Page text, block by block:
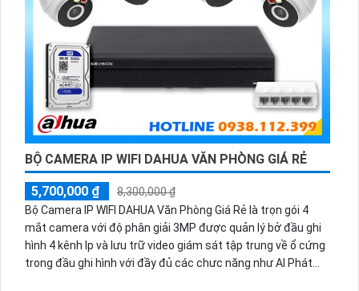
BỘ CAMERA IP WIFI DAHUA VĂN PHÒNG GIÁ RẺ
5,700,000 ₫
8,300,000 ₫
Bộ Camera IP WIFI DAHUA Văn Phòng Giá Rẻ là trọn gói 4
mắt camera với độ phân giải 3MP được quản lý bở đầu ghi
hình 4 kênh Ip và lưu trữ video giám sát tập trung về ổ cứng
trong đầu ghi hình với đầy đủ các chưc năng như AI Phát